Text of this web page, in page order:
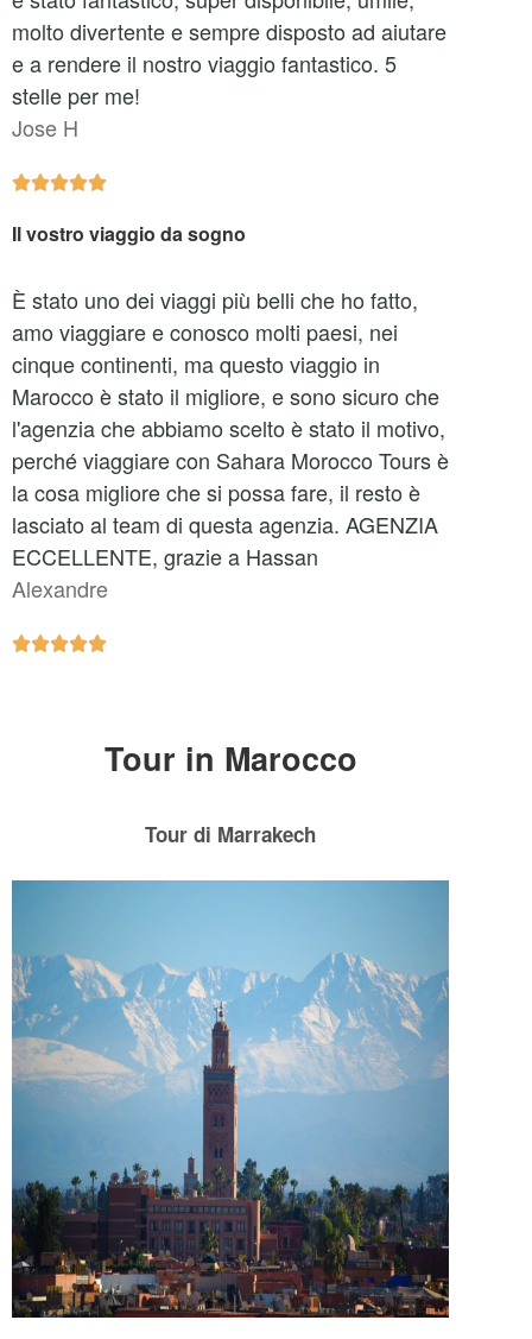
molto divertente e sempre disposto ad aiutare
e a rendere il nostro viaggio fantastico. 5
stelle per me!
Jose H

Il vostro viaggio da sogno
È stato uno dei viaggi più belli che ho fatto,
amo viaggiare e conosco molti paesi, nei
cinque continenti, ma questo viaggio in
Marocco è stato il migliore, e sono sicuro che
l'agenzia che abbiamo scelto è stato il motivo,
perché viaggiare con Sahara Morocco Tours è
la cosa migliore che si possa fare, il resto è
lasciato al team di questa agenzia. AGENZIA
ECCELLENTE, grazie a Hassan
Alexandre

Tour in Marocco
Tour di Marrakech